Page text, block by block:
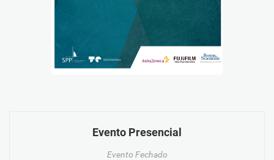
Evento Presencial
Evento Fechado